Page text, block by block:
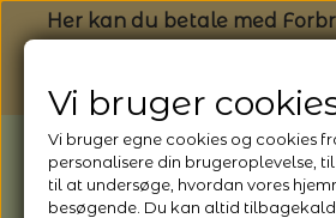
Her kan du betale med
BEMÆRK: Butikken
1/8 - 9/8 - 2026
Vi bruger
Vi bruger egne cookies og cookies
personalisere din brugeroplevelse,
til at undersøge, hvordan vores
besøgende. Du kan altid